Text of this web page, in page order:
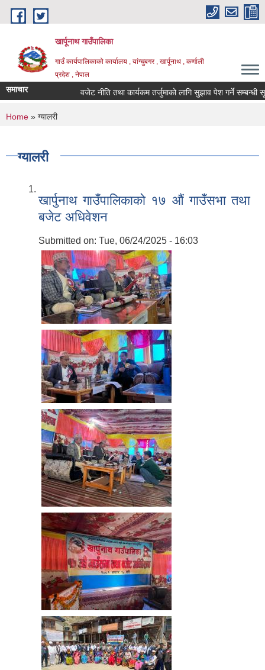
Skip to main content
खार्पूनाथ गाउँपालिका
गाउँ कार्यपालिकाको कार्यालय , यांग्चुबगर , खार्पूनाथ , कर्णाली
प्रदेश , नेपाल
समाचार वजेट नीति तथा कार्यकम तर्जुमाको लागि सुझाव पेश गर्ने सम्बन्धी सूचना
You are here
Home » ग्यालरी
ग्यालरी
खार्पुनाथ गाउँपालिकाको १७ औं गाउँसभा तथा
बजेट अधिवेशन
Submitted on: Tue, 06/24/2025 - 16:03